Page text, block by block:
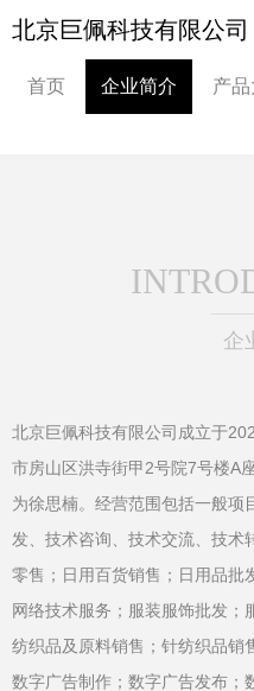
北京巨佩科技有限公司
首页 企业简介 产
企
北京巨佩科技有限公司成立于
市房山区洪寺街甲2号院7号楼A
为徐思楠。经营范围包括一般项
发、技术咨询、技术交流、技术
零售；日用百货销售；日用品批
网络技术服务；服装服饰批发
纺织品及原料销售；针纺织品销
数字广告制作；数字广告发布；